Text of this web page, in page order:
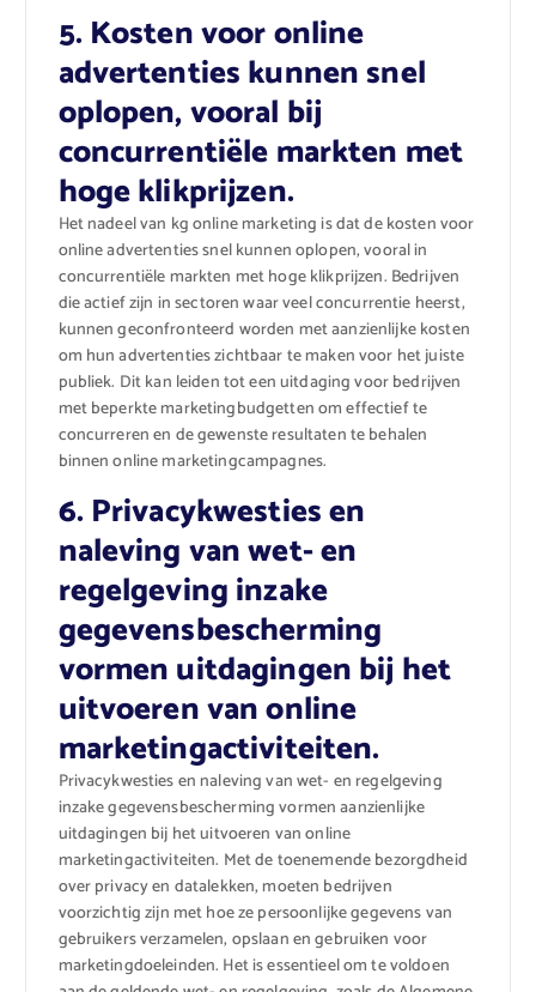
5. Kosten voor online
advertenties kunnen snel
oplopen, vooral bij
concurrentiële markten met
hoge klikprijzen.
Het nadeel van kg online marketing is dat de kosten voor
online advertenties snel kunnen oplopen, vooral in
concurrentiële markten met hoge klikprijzen. Bedrijven
die actief zijn in sectoren waar veel concurrentie heerst,
kunnen geconfronteerd worden met aanzienlijke kosten
om hun advertenties zichtbaar te maken voor het juiste
publiek. Dit kan leiden tot een uitdaging voor bedrijven
met beperkte marketingbudgetten om effectief te
concurreren en de gewenste resultaten te behalen
binnen online marketingcampagnes.
6. Privacykwesties en
naleving van wet- en
regelgeving inzake
gegevensbescherming
vormen uitdagingen bij het
uitvoeren van online
marketingactiviteiten.
Privacykwesties en naleving van wet- en regelgeving
inzake gegevensbescherming vormen aanzienlijke
uitdagingen bij het uitvoeren van online
marketingactiviteiten. Met de toenemende bezorgdheid
over privacy en datalekken, moeten bedrijven
voorzichtig zijn met hoe ze persoonlijke gegevens van
gebruikers verzamelen, opslaan en gebruiken voor
marketingdoeleinden. Het is essentieel om te voldoen